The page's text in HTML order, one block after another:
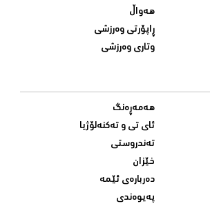
هەواڵ
ڕاپۆرتی وەرزشی
وتاری وەرزشی
هەمەڕەنگ
ئای تی و تەکنەلۆژیا
تەندروستی
خێزان
دەربارەی ئێمە
پەیوەندی